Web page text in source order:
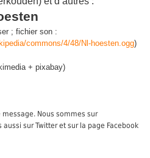
; fichier son :
commons/4/48/Nl-hoesten.ogg)
+ pixabay)
Nous sommes sur
aussi sur Twitter et sur la page Facebook